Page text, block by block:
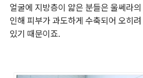
얼굴에 지방층이 얇은 분들은 울쎄라
인해 피부가 과도하게 수축되어 오히려
있기 때문이죠.